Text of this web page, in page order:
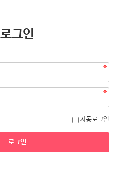
로그인
자동로그인